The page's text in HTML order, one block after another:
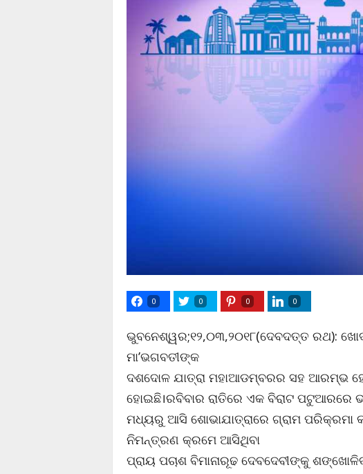
0 0 0 0
ଭୁବନେଶ୍ୱର;୧୨,୦୩,୨୦୧୮(ଦେବଦତ୍ତ ରଥ):
ମା’ଭଗବତୀଙ୍କ
ଦଶଦୋଳ ଯାତ୍ରା ମହାଆଡମ୍ବରର ସହ ଆରମ୍ଭ
ହୋଇଛି।ରବିବାର ରାତିରେ ଏକ ବିରାଟ ପଟୁଆରରେ
ମଧ୍ୟରୁ ଆସି ଶୋଭାଯାତ୍ରାରେ ଗ୍ରାମ ପରିକ୍ରମା
ନିମନ୍ତ୍ରଣ କ୍ରମେ ଆସିଥିବା
ପ୍ରାୟ ପଚାଶ ବିମାନାରୂଢ ଦେବଦେବୀଙ୍କୁ